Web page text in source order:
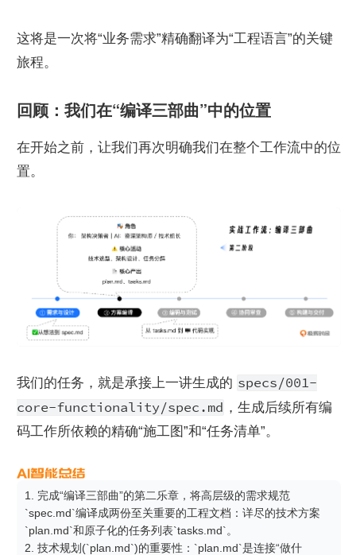
这将是一次将“业务需求”精确翻译为“工程语言”的关键
旅程。
回顾：我们在“编译三部曲”中的位置
在开始之前，让我们再次明确我们在整个工作流中的位
置。
我们的任务，就是承接上一讲生成的 specs/001-
core-functionality/spec.md ，生成后续所有编
码工作所依赖的精确“施工图”和“任务清单”。
1. 完成“编译三部曲”的第二乐章，将高层级的需求规范
`spec.md`编译成两份至关重要的工程文档：详尽的技术方案
`plan.md`和原子化的任务列表`tasks.md`。
2. 技术规划(`plan.md`)的重要性：`plan.md`是连接“做什